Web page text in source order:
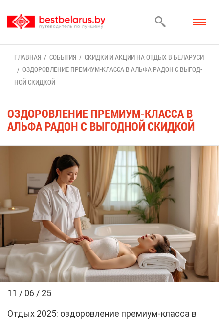
ГЛАВ­НАЯ СО­БЫ­ТИЯ
СКИД­КИ И АК­ЦИИ НА ОТ­ДЫХ В БЕ­ЛА­РУ­СИ
ОЗДО­РОВ­ЛЕ­НИЕ ПРЕ­МИ­УМ-КЛАС­СА В АЛЬ­ФА РА­ДОН С ВЫ­ГОД­
НОЙ СКИД­КОЙ
ОЗДО­РОВ­ЛЕ­НИЕ ПРЕ­МИ­УМ-КЛАС­СА В
АЛЬ­ФА РА­ДОН С ВЫ­ГОД­НОЙ СКИД­КОЙ
11 / 06 / 25
От­дых 2025: оздо­ров­ле­ние пре­ми­ум-клас­са в